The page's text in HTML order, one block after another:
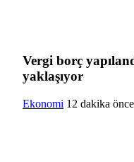
Vergi borç
yaklaşıyor
Ekonomi 12 dakika önce